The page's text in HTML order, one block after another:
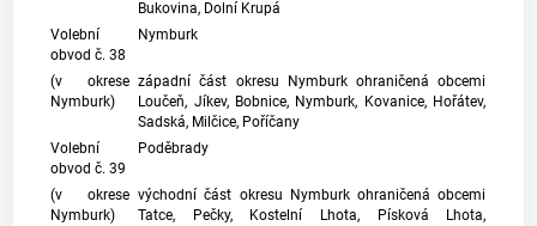
Bukovina, Dolní Krupá
Volební
obvod č. 38
Nymburk
(v okrese
Nymburk)
západní část okresu Nymburk ohraničená obcemi
Loučeň, Jíkev, Bobnice, Nymburk, Kovanice, Hořátev,
Sadská, Milčice, Poříčany
Volební
obvod č. 39
Poděbrady
(v okrese
Nymburk)
východní část okresu Nymburk ohraničená obcemi
Tatce, Pečky, Kostelní Lhota, Písková Lhota,